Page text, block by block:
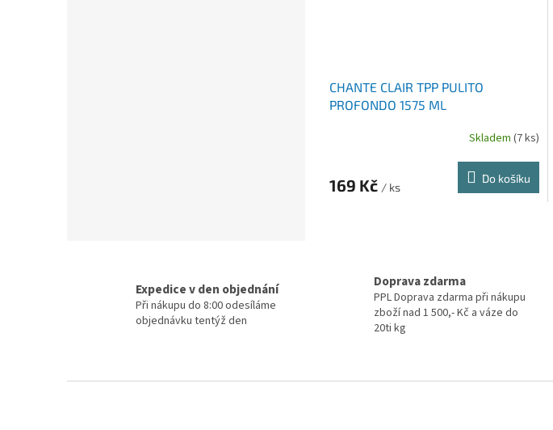
CHANTE CLAIR TPP PULITO
PROFONDO 1575 ML
Skladem (7 ks)
169 Kč / ks
Do košíku
Expedice v den objednání
Při nákupu do 8:00 odesíláme
objednávku tentýž den
Doprava zdarma
PPL Doprava zdarma při nákupu
zboží nad 1 500,- Kč a váze do
20ti kg